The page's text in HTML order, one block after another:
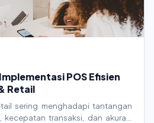
POS Efisien
Retail
sering menghadapi tantangan
transaksi, dan akurasi